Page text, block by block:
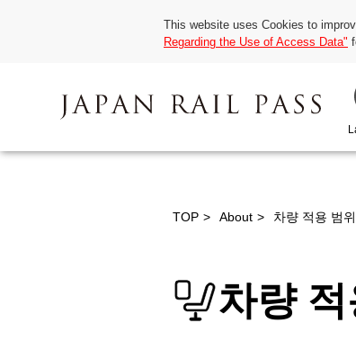
This website uses Cookies to
Regarding the Use of Access Data"
TOP About 차량 적용 범위
차량